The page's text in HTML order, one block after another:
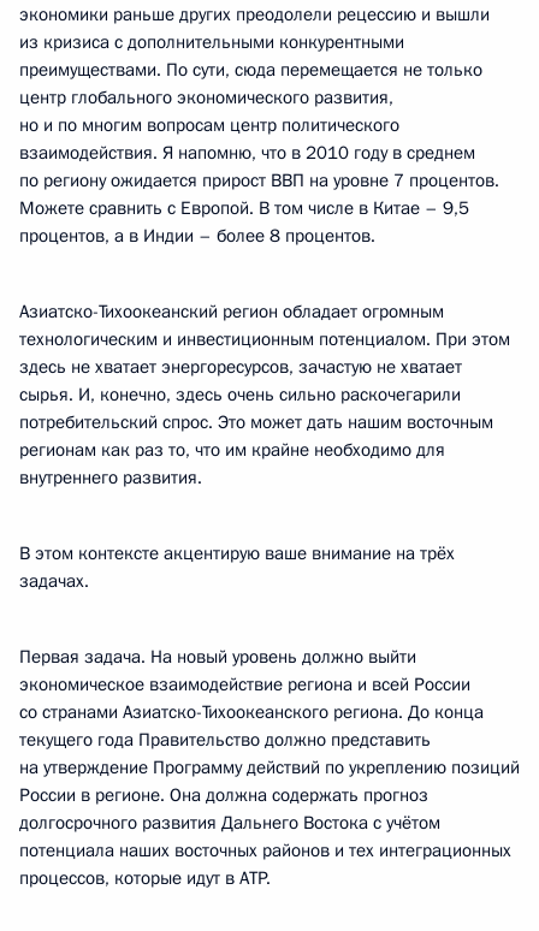
экономики раньше других преодолели рецессию и вышли
из кризиса с дополнительными конкурентными
преимуществами. По сути, сюда перемещается не только
центр глобального экономического развития,
но и по многим вопросам центр политического
взаимодействия. Я напомню, что в 2010 году в среднем
по региону ожидается прирост ВВП на уровне 7 процентов.
Можете сравнить с Европой. В том числе в Китае – 9,5
процентов, а в Индии – более 8 процентов.
Азиатско-Тихоокеанский регион обладает огромным
технологическим и инвестиционным потенциалом. При этом
здесь не хватает энергоресурсов, зачастую не хватает
сырья. И, конечно, здесь очень сильно раскочегарили
потребительский спрос. Это может дать нашим восточным
регионам как раз то, что им крайне необходимо для
внутреннего развития.
В этом контексте акцентирую ваше внимание на трёх
задачах.
Первая задача. На новый уровень должно выйти
экономическое взаимодействие региона и всей России
со странами Азиатско-Тихоокеанского региона. До конца
текущего года Правительство должно представить
на утверждение Программу действий по укреплению позиций
России в регионе. Она должна содержать прогноз
долгосрочного развития Дальнего Востока с учётом
потенциала наших восточных районов и тех интеграционных
процессов, которые идут в АТР.